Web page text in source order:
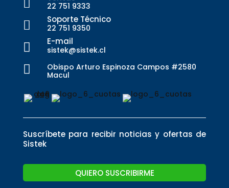
 22 751 9333
 Soporte Técnico
22 751 9350
 E-mail
sistek@sistek.cl

Obispo Arturo Espinoza Campos #2580
Macul
Suscríbete para recibir noticias y ofertas de
Sistek
QUIERO SUSCRIBIRME